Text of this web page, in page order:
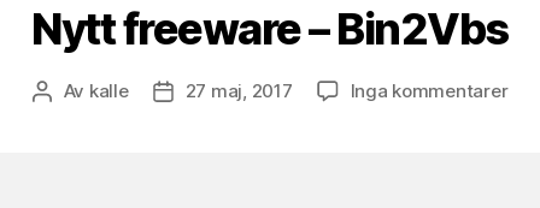
Nytt freeware – Bin2Vbs
Inläggsförfattare
Av kalle Inläggsdatum
27 maj, 2017 Inga kommentarertill